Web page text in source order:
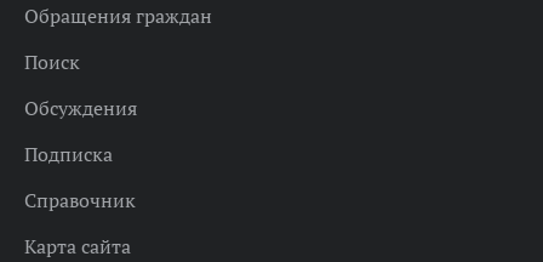
Обращения граждан
Поиск
Обсуждения
Подписка
Справочник
Карта сайта